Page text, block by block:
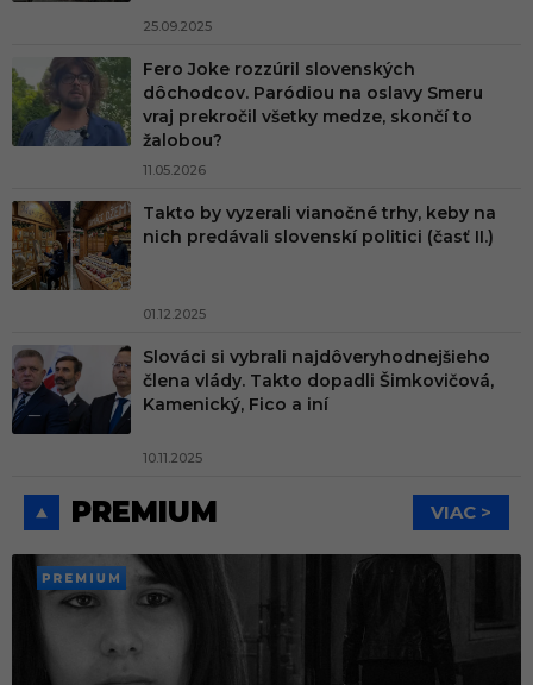
25.09.2025
Fero Joke rozzúril slovenských
dôchodcov. Paródiou na oslavy Smeru
vraj prekročil všetky medze, skončí to
žalobou?
11.05.2026
Takto by vyzerali vianočné trhy, keby na
nich predávali slovenskí politici (časť II.)
01.12.2025
Slováci si vybrali najdôveryhodnejšieho
člena vlády. Takto dopadli Šimkovičová,
Kamenický, Fico a iní
10.11.2025
PREMIUM VIAC >
PREMI
UM